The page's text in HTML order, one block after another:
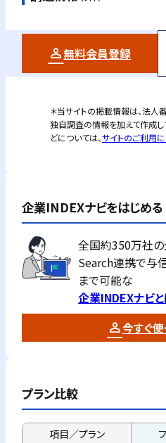
無料会員登録
＊当サイトの掲載情報は、法人
独自調査の情報を加えて作成
どについては、サイトのご利用
企業INDEXナビをはじめる
全国約350万社の
Search連携で与
まで可能な
企業INDEXナビと
今すぐ
プラン比較
項目／プラン